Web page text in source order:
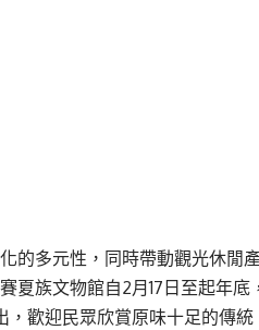
的多元性，同時帶動觀光休閒
夏族文物館自2月17日至起年底
，歡迎民眾欣賞原味十足的傳統